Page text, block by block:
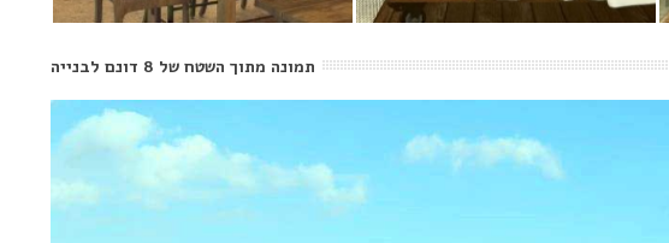
תמונה מתוך השטח של 8 דונם לבנייה